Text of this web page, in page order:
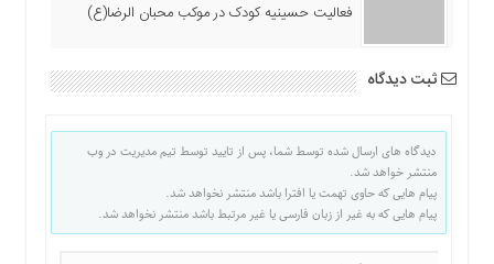
فعالیت حسینیه کودک در موکب محبان الرضا(ع)
ثبت دیدگاه
دیدگاه های ارسال شده توسط شما، پس از تایید توسط تیم مدیریت در وب
منتشر خواهد شد.
پیام هایی که حاوی تهمت یا افترا باشد منتشر نخواهد شد.
پیام هایی که به غیر از زبان فارسی یا غیر مرتبط باشد منتشر نخواهد شد.